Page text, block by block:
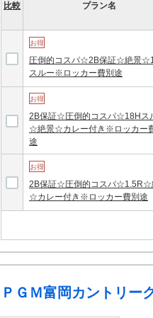
比較 プラン名
お得
圧倒的コスパ☆2B保証☆絶景
スルー※ロッカー費別途
お得
2B保証☆圧倒的コスパ☆18Hス
☆絶景☆カレー付き※ロッカー
途
お得
2B保証☆圧倒的コスパ☆1.5R☆
☆カレー付き※ロッカー費別途
ＰＧＭ富岡カントリ